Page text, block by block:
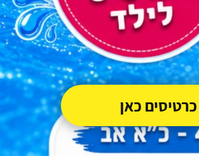
כרטיסים כאן